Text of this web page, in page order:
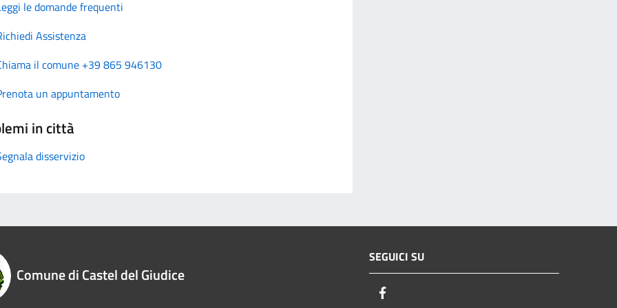
le domande frequenti
Assistenza
il comune +39 865 946130
un appuntamento
in città
disservizio
Comune di Castel del Giudice
SEGUICI SU